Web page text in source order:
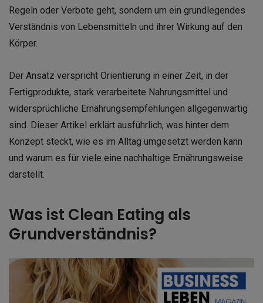
Regeln oder Verbote geht, sondern um ein grundlegendes
Verständnis von Lebensmitteln und ihrer Wirkung auf den
Körper.
Der Ansatz verspricht Orientierung in einer Zeit, in der
Fertigprodukte, stark verarbeitete Nahrungsmittel und
widersprüchliche Ernährungsempfehlungen allgegenwärtig
sind. Dieser Artikel erklärt ausführlich, was hinter dem
Konzept steckt, wie es im Alltag umgesetzt werden kann
und warum es für viele eine nachhaltige Ernährungsweise
darstellt.
Was ist Clean Eating als
Grundverständnis?